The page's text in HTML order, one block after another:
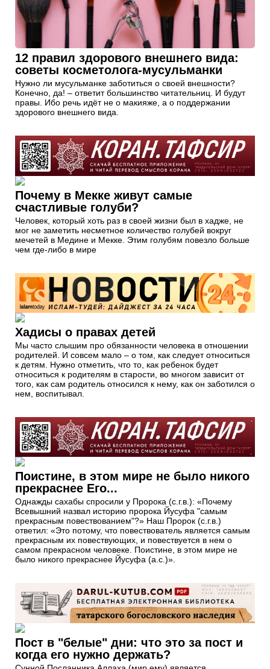
12 правил здорового внешнего вида:
советы косметолога-мусульманки
Нужно ли мусульманке заботиться о своей внешности?
Конечно, да! – ответит большинство читательниц. И будут
правы. Ибо речь идёт не о макияже, а о поддержании
здорового внешнего вида.
Почему в Мекке живут самые
счастливые голуби?
Человек, который хоть раз в своей жизни был в хадже, не
мог не заметить несметное количество голубей вокруг
мечетей в Медине и Мекке. Этим голубям повезло больше
чем где-либо в мире
Хадисы о правах детей
Мы часто слышим про обязанности человека в отношении
родителей. И совсем мало – о том, как следует относиться
к детям. Нужно отметить, что то, как ребенок будет
относиться к родителям в старости, во многом зависит от
того, как сам родитель относился к нему, как он заботился о
нем, воспитывал.
Поистине, в этом мире не было никого
прекраснее Его...
Однажды сахабы спросили у Пророка (с.г.в.): «Почему
Всевышний назвал историю пророка Йусуфа "самым
прекрасным повествованием"?» Наш Пророк (с.г.в.)
ответил: «Это потому, что повествователь является самым
прекрасным их повествующих, и повествуется в нем о
самом прекрасном человеке. Поистине, в этом мире не
было никого прекраснее Йусуфа (а.с.)».
Пост в "белые" дни: что это за пост и
когда его нужно держать?